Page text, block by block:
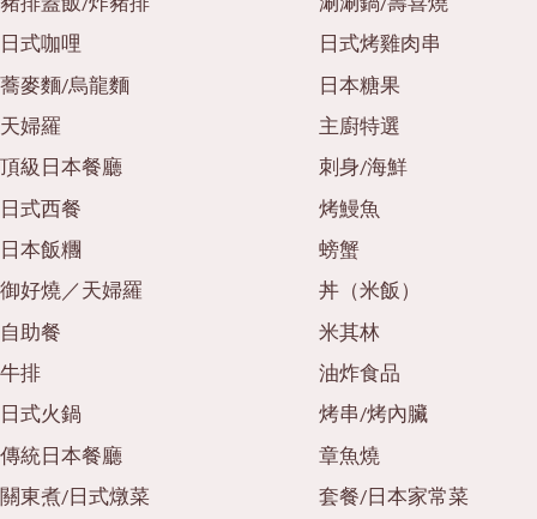
日式咖哩
日式烤雞肉串
蕎麥麵/烏龍麵
日本糖果
天婦羅
主廚特選
頂級日本餐廳
刺身/海鮮
日式西餐
烤鰻魚
日本飯糰
螃蟹
御好燒／天婦羅
丼（米飯）
自助餐
米其林
牛排
油炸食品
日式火鍋
烤串/烤內臟
傳統日本餐廳
章魚燒
關東煮/日式燉菜
套餐/日本家常菜